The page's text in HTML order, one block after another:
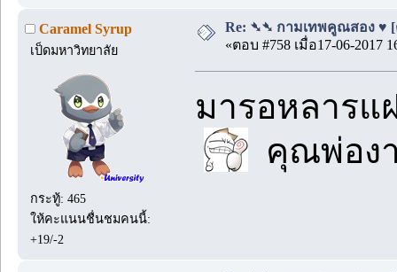
Caramel Syrup
เป็ดมหาวิทยาลัย
กระทู้: 465
ให้คะแนนชื่นชมคนนี้:
+19/-2
Re: ➴➴ กามเทพคูณสอง ♥ [
«ตอบ #758 เมื่อ17-06-2017
มารอหลาร
คุณพ่อง